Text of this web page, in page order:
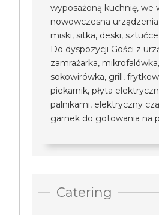
wyposażoną kuchnię, we
nowowczesna
miski, sitka, deski,
Do dyspozycji Gości z
zamrażarka,
sokowirówka, grill,
piekarnik, płyta
palnikami, elektryczny
garnek do gotowania na
Catering